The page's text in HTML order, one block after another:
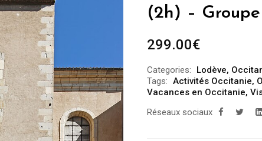
(2h) –
299.00€
Categories: Lodève,
Tags: Activités Occitanie,
Vacances en Occitanie,
Réseaux sociaux